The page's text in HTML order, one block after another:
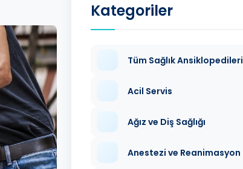
Kategoriler
Tüm Sağlık Ansiklopedileri
Acil Servis
Ağız ve Diş Sağlığı
Anestezi ve Reanimasyon